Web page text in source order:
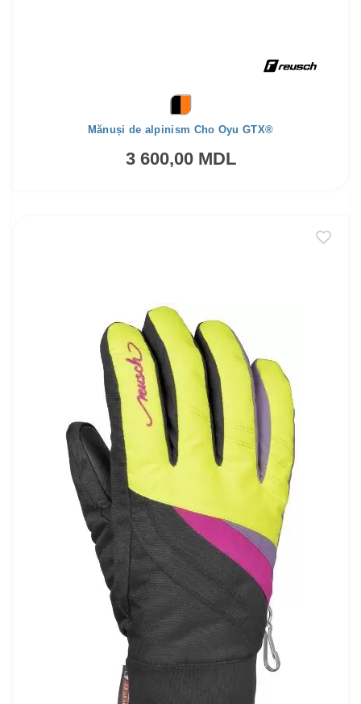
Mănuși de alpinism Cho Oyu GTX®
3 600,00 MDL